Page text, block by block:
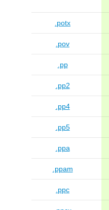
.potx
.pov
.pp
.pp2
.pp4
.pp5
.ppa
.ppam
.ppc